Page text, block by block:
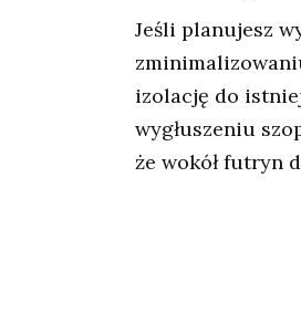
Jeśli planujesz
izolację do
wygłuszeniu
że wokół futryn